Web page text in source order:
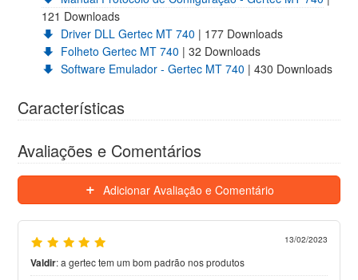
121 Downloads
Driver DLL Gertec MT 740 | 177 Downloads
Folheto Gertec MT 740 | 32 Downloads
Software Emulador - Gertec MT 740 | 430 Downloads
Características
Avaliações e Comentários
Adicionar Avaliação e Comentário
13/02/2023
Valdir:a gertec tem um bom padrão nos produtos